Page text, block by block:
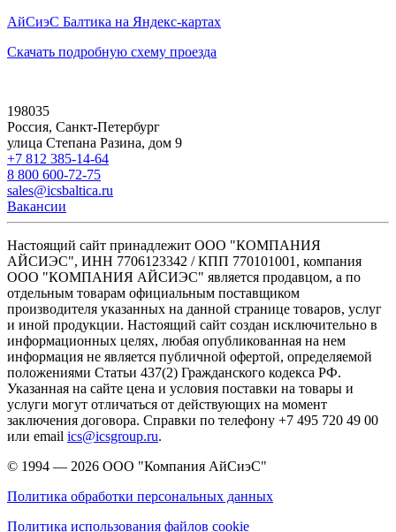
АйСиэС Балтика на Яндекс-картах
Скачать подробную схему проезда
198035
Россия, Санкт-Петербург
улица Степана Разина, дом 9
+7 812 385-14-64
8 800 600-72-75
sales@icsbaltica.ru
Вакансии
Настоящий сайт принадлежит ООО "КОМПАНИЯ
АЙСИЭС", ИНН 7706123342 / КПП 770101001, компания
ООО "КОМПАНИЯ АЙСИЭС" является продавцом, а по
отдельным товарам официальным поставщиком
производителя указанных на данной странице товаров, услуг
и иной продукции. Настоящий сайт создан исключительно в
информационных целях, любая опубликованная на нем
информация не является публичной офертой, определяемой
положениями Статьи 437(2) Гражданского кодекса РФ.
Указанная на сайте цена и условия поставки на товары и
услуги могут отличаться от действующих на момент
заключения договора. Справки по телефону +7 495 720 49 00
или email ics@icsgroup.ru.
© 1994 — 2026 ООО "Компания АйСиэС"
Политика обработки персональных данных
Политика использования файлов cookie